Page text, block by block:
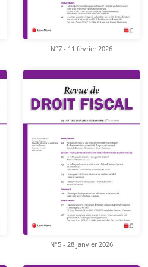
N°7 - 11 février 2026
N°5 - 28 janvier 2026